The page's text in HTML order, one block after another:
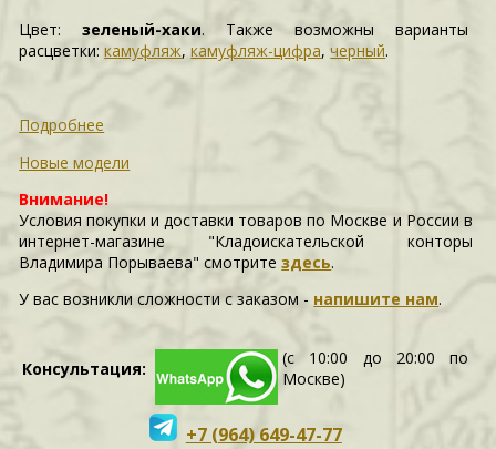
Цвет:зеленый-хаки. Также возможны варианты
расцветки:камуфляж,камуфляж-цифра,черный.
Подробнее
Новые модели
Внимание!
Условия покупки и доставки товаров по Москве и России в
интернет-магазине "Кладоискательской конторы
Владимира Порываева" смотритездесь.
У вас возникли сложности c заказом - напишите нам.
Консультация:
(с 10:00 до 20:00 по
Москве)
+7 (964) 649-47-77